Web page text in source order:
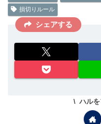
損切りルール
シェアする
ハル